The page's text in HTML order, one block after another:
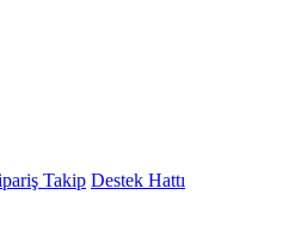
Takip Destek Hattı